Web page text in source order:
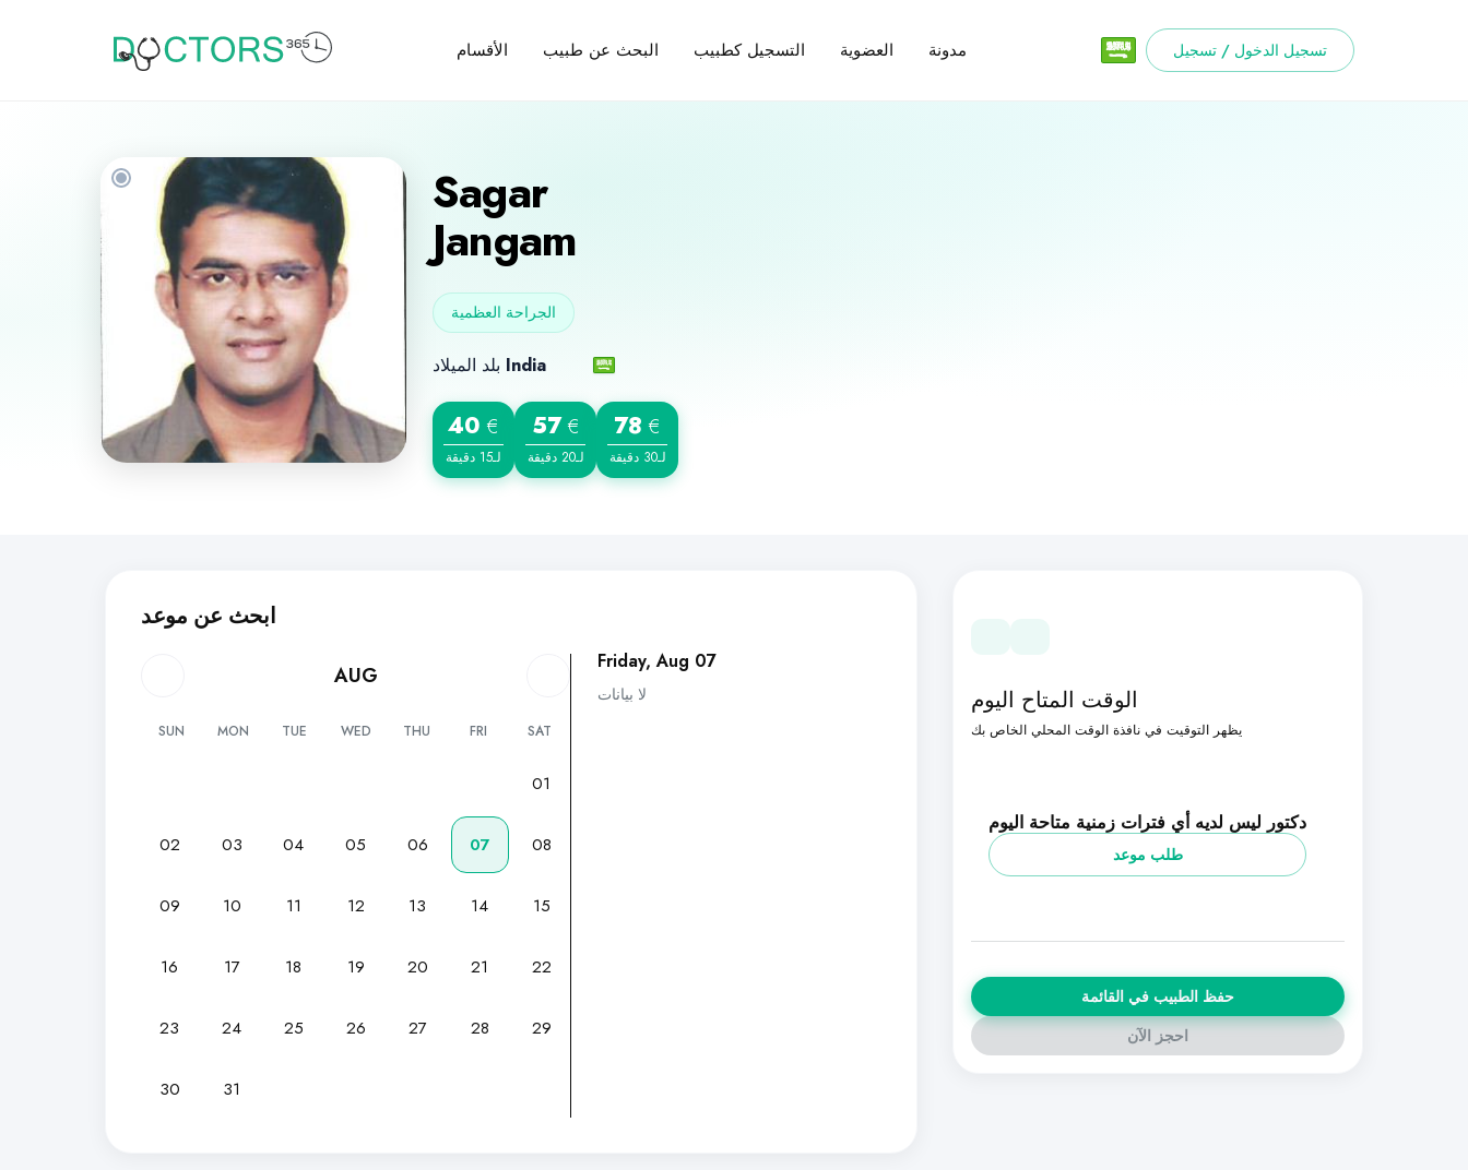
الأقسام البحث عن طبيب التسجيل كطبيب العضوية مدونة تسجيل الدخول / تسجيل
Sagar
Jangam
الجراحة العظمية
India
40 €
لـ15 دقيقة
57 €
لـ20 دقيقة
78 €
لـ30 دقيقة
ابحث عن موعد
AUG
SUN MON TUE WED THU FRI SAT
01
02 03 04 05 06 07 08
09 10 11 12 13 14 15
16 17 18 19 20 21 22
23 24 25 26 27 28 29
30 31
Friday, Aug 07
لا بيانات الوقت المتاح اليوم
يظهر التوقيت في نافذة الوقت المحلي الخاص بك
دكتور ليس لديه أي فترات زمنية متاحة اليوم
طلب موعد
حفظ الطبيب في القائمة
احجز الآن